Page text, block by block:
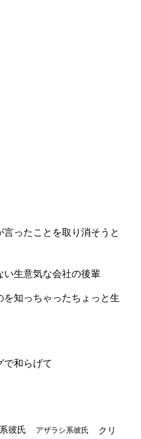
ったことを取り消そうと
生意気な会社の後輩
知っちゃったちょっと生
で和らげて
彼氏 アザラシ系彼氏 クリ